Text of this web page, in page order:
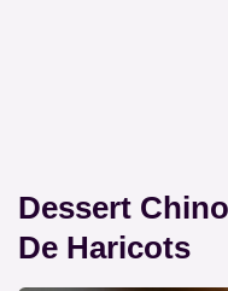
Dessert
De Haricots